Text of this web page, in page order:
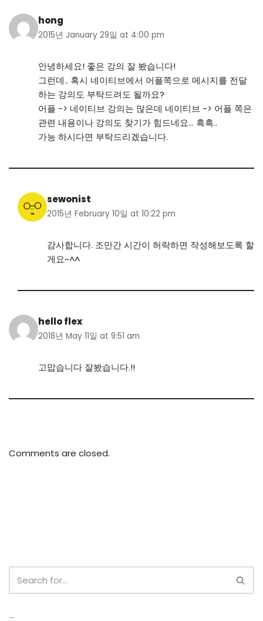
hong
2015년 January 29일 at 4:00 pm
안녕하세요! 좋은 강의 잘 봤습니다!
그런데.. 혹시 네이티브에서 어플쪽으로 메시지를 전달
하는 강의도 부탁드려도 될까요?
어플 -> 네이티브 강의는 많은데 네이티브 -> 어플 쪽은
관련 내용이나 강의도 찾기가 힘드네요… 흑흑..
가능 하시다면 부탁드리겠습니다.
sewonist
2015년 February 10일 at 10:22 pm
감사합니다. 조만간 시간이 허락하면 작성해보도록 할
게요~^^
hello flex
2018년 May 11일 at 9:51 am
고맙습니다 잘봤습니다.!!
Comments are closed.